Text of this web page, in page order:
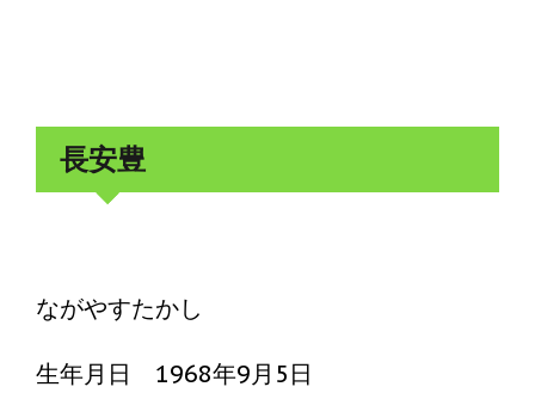
長安豊
ながやすたかし
生年月日 1968年9月5日